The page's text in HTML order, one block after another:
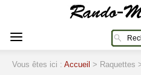
Vous êtes ici : Accueil > Raquettes